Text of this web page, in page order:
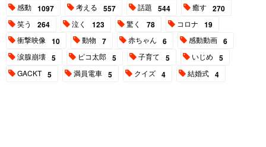
感動 1097 考える 557 話題 544 癒す 270
笑う 264 泣く 123 驚く 78 コロナ 19
衝撃映像 10 動物 7 赤ちゃん 6 感動動画 6
涙腺崩壊 5 ピコ太郎 5 子育て 5 いじめ 5
GACKT 5 満員電車 5 クイズ 4 結婚式 4